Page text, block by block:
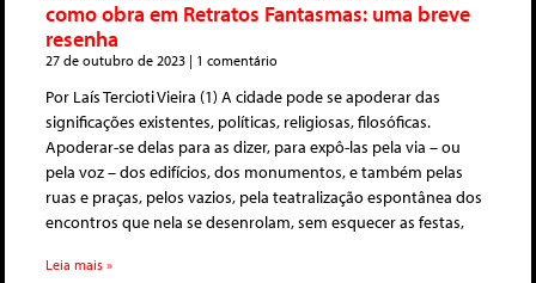
como obra em Retratos Fantasmas: uma breve
resenha
27 de outubro de 2023 1 comentário
Por Laís Tercioti Vieira (1) A cidade pode se apoderar das
significações existentes, políticas, religiosas, filosóficas.
Apoderar-se delas para as dizer, para expô-las pela via – ou
pela voz – dos edifícios, dos monumentos, e também pelas
ruas e praças, pelos vazios, pela teatralização espontânea dos
encontros que nela se desenrolam, sem esquecer as festas,
Leia mais »